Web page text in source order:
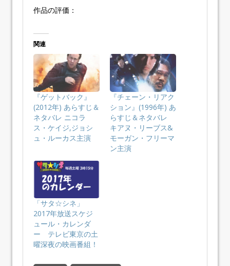
作品の評価：
関連
『ゲットバック』
(2012年) あらすじ＆
ネタバレ ニコラ
ス・ケイジ,ジョシ
ュ・ルーカス主演
『チェーン・リアク
ション』(1996年) あ
らすじ＆ネタバレ
キアヌ・リーブス&
モーガン・フリーマ
ン主演
「サタ☆シネ」
2017年放送スケジ
ュール・カレンダ
ー テレビ東京の土
曜深夜の映画番組！